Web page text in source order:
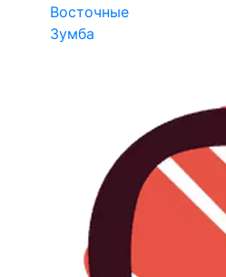
Восточные
Зумба